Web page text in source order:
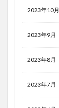
2023年10月
2023年9月
2023年8月
2023年7月